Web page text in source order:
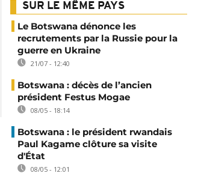
SUR LE MÊME PAYS
Le Botswana dénonce les
recrutements par la Russie pour la
guerre en Ukraine
21/07 - 12:40
Botswana : décès de l’ancien
président Festus Mogae
08/05 - 18:14
Botswana : le président rwandais
Paul Kagame clôture sa visite
d'État
08/05 - 12:01